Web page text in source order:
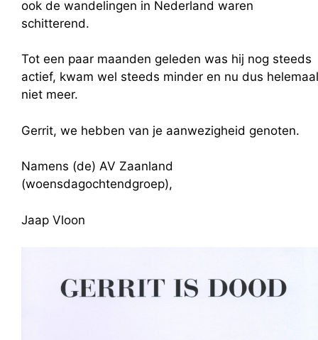
ook de wandelingen in Nederland waren
schitterend.
Tot een paar maanden geleden was hij nog steeds
actief, kwam wel steeds minder en nu dus helemaal
niet meer.
Gerrit, we hebben van je aanwezigheid genoten.
Namens (de) AV Zaanland
(woensdagochtendgroep),
Jaap Vloon